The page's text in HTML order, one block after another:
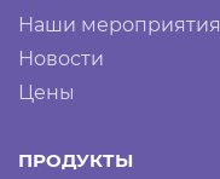
Наши мероприятия
Новости
Цены
ПРОДУКТЫ